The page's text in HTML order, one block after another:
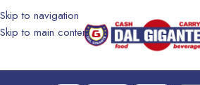
Skip to navigation
Skip to main content